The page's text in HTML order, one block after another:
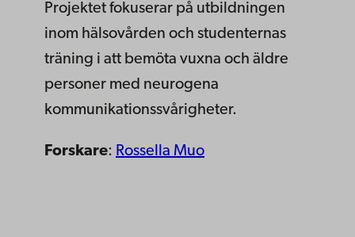
Projektet fokuserar på utbildningen
inom hälsovården och studenternas
träning i att bemöta vuxna och äldre
personer med neurogena
kommunikationssvårigheter.
Forskare: Rossella Muo